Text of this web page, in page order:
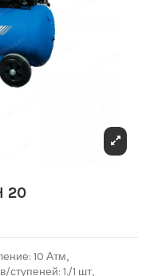
20
10 Атм,
1./1 шт,